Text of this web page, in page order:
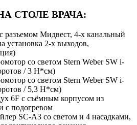
СТОЛЕ ВРАЧА:
Мидвест, 4-х канальный
установка 2-х выходов,
со светом Stern Weber SW i-
/ 3 Н*см)
со светом Stern Weber SW i-
/ 5,3 Н*см)
6F с съёмным корпусом из
с подогревом
SC-A3 со светом и 4 насадками,